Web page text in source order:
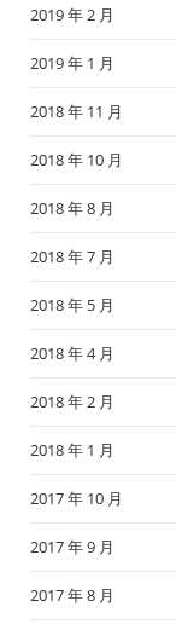
2019 年 2 月
2019 年 1 月
2018 年 11 月
2018 年 10 月
2018 年 8 月
2018 年 7 月
2018 年 5 月
2018 年 4 月
2018 年 2 月
2018 年 1 月
2017 年 10 月
2017 年 9 月
2017 年 8 月